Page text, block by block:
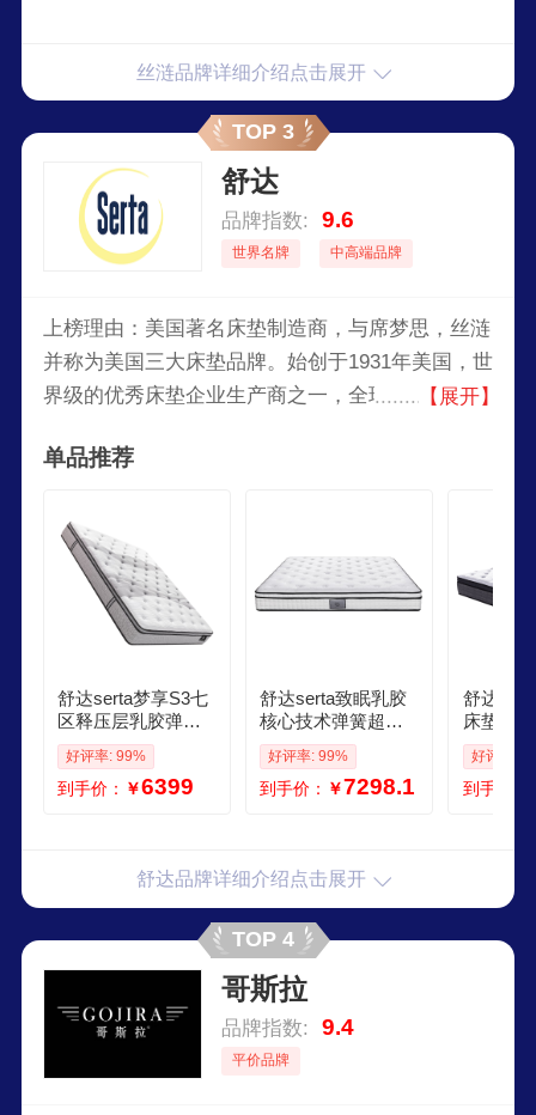
丝涟品牌详细介绍点击展开
TOP 3
舒达
品牌指数: 9.6
世界名牌 中高端品牌
上榜理由：美国著名床垫制造商，与席梦思，丝涟
并称为美国三大床垫品牌。始创于1931年美国，世
界级的优秀床垫企业生产商之一，全球较大的床垫
美睡眠的典范,
【展开】
单品推荐
舒达serta梦享S3七
区释压层乳胶弹簧
床垫主卧阻菌阻螨1
82米偏硬
好评率: 99%
到手价： ￥6399
舒达serta致眠乳胶
核心技术弹簧超体
线下同款床垫152米
适中睡感
好评率: 99%
到手价： ￥7298.1
舒达
床垫独
螨菌双
518米2
享
好评率:
到手价：
舒达品牌详细介绍点击展开
TOP 4
哥斯拉
品牌指数: 9.4
平价品牌